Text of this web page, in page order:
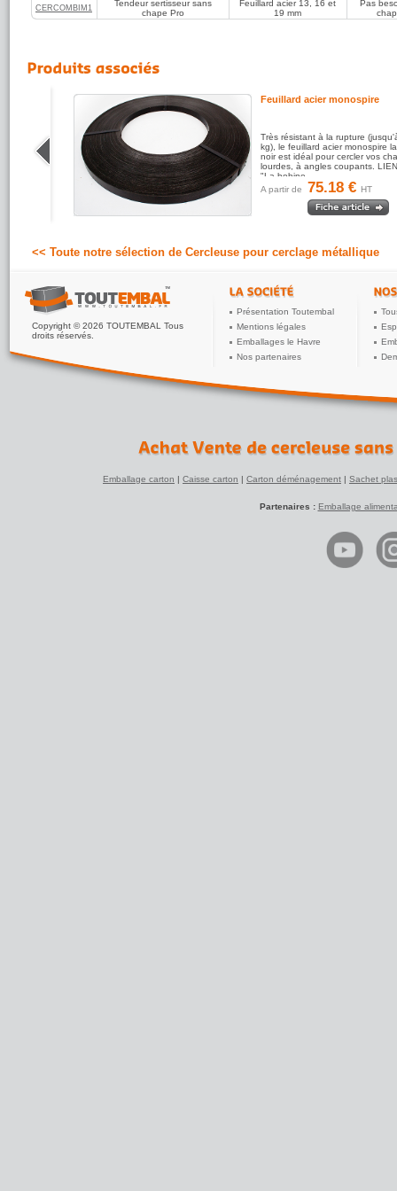
Tendeur
feuillard acier
Consultez la page
des cerclages par
vous pouvez
chapeset qui a
CERCOMBIM1
Tendeur sertisseur sans
chape Pro
Feuillard acier 13, 16 et
19 mm
Pas
Feuillard acier monospire
Très résistant à la rupture
kg), le feuillard acier monospire
noir est idéal pour cercler vos
lourdes, à angles coupants. LIEN("58",
"La bobine...
A partir de 75.18 € HT
<< Toute notre sélection de Cercleuse pour cerclage métallique
Copyright © 2026 TOUTEMBAL Tous
droits réservés.
Présentation Toutembal
Mentions légales
Emballages le Havre
Nos partenaires
Emballage carton | Caisse carton | Carton déménagement | Sachet
Partenaires : Emballage